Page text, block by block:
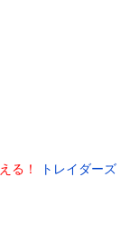
る！
トレイダーズ